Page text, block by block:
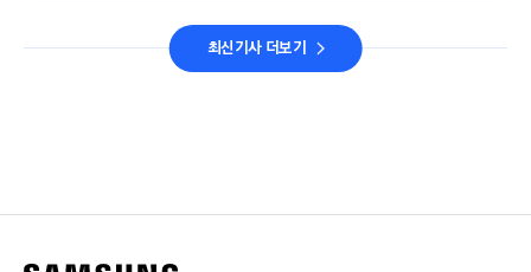
최신기사 더보기